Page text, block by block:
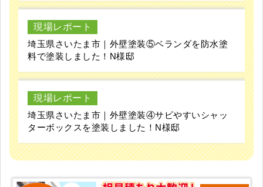
現場レポート
埼玉県さいたま市｜外壁塗装⑤ベランダを防水塗
料で塗装しました！N様邸
現場レポート
埼玉県さいたま市｜外壁塗装④サビやすいシャッ
ターボックスを塗装しました！N様邸